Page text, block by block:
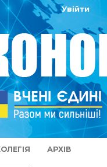
АРХІВ
Увійти